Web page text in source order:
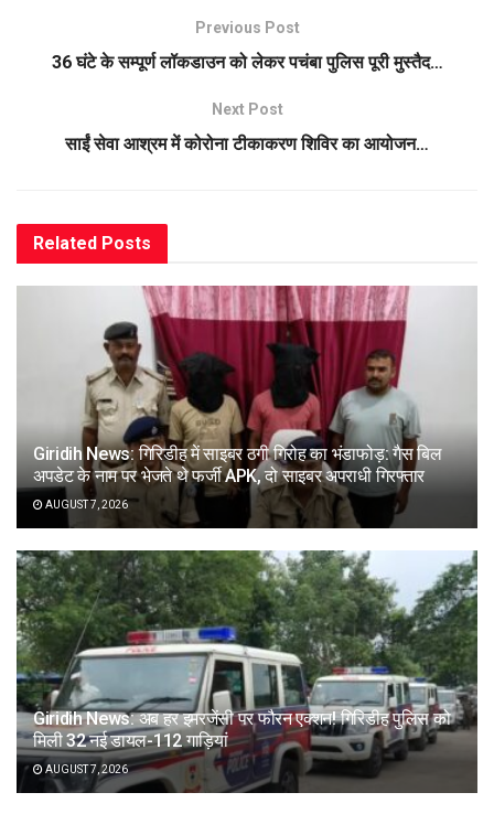
Previous Post
36 घंटे के सम्पूर्ण लॉकडाउन को लेकर पचंबा पुलिस पूरी मुस्तैद…
Next Post
साईं सेवा आश्रम में कोरोना टीकाकरण शिविर का आयोजन…
Related Posts
Giridih News: गिरिडीह में साइबर ठगी गिरोह का भंडाफोड़: गैस बिल
अपडेट के नाम पर भेजते थे फर्जी APK, दो साइबर अपराधी गिरफ्तार
AUGUST 7, 2026
Giridih News: अब हर इमरजेंसी पर फौरन एक्शन! गिरिडीह पुलिस को
मिली 32 नई डायल-112 गाड़ियां
AUGUST 7, 2026